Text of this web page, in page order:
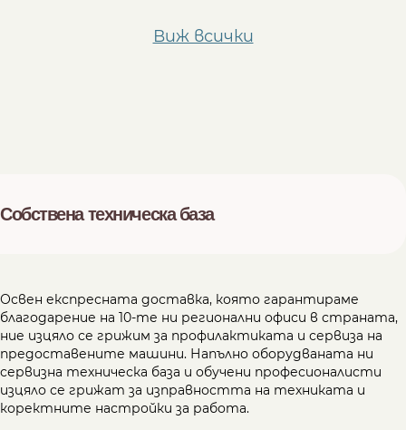
Виж всички
Собствена техническа база
Освен експресната доставка, която гарантираме
благодарение на 10-те ни регионални офиси в страната,
ние изцяло се грижим за профилактиката и сервиза на
предоставените машини. Напълно оборудваната ни
сервизна техническа база и обучени професионалисти
изцяло се грижат за изправността на техниката и
коректните настройки за работа.